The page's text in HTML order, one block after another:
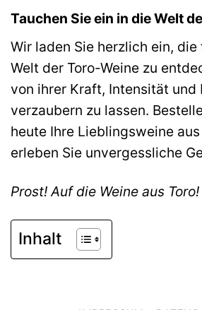
Tauchen Sie ein in die Welt
Wir laden Sie herzlich ein,
Welt der Toro-Weine zu
von ihrer Kraft, Intensität und
verzaubern zu lassen.
heute Ihre Lieblingsweine aus
erleben Sie unvergessliche
Prost! Auf die Weine aus Toro!
Inhalt